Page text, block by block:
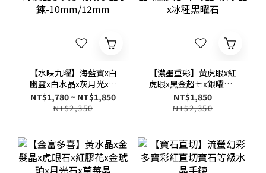
【水映九曜】海藍寶x白
幽靈x白水晶x灰月光x綠
幽靈x藍虎眼x藍晶石x黃
塔晶x綠髮晶多寶多功效
NT$1,780 ~ NT$1,850
NT$2,350
【濃墨重彩】黃虎眼x紅
虎眼x黑金超七x銀曜石x
太陽石x灰月光x黃塔晶x
綠髮晶x紅膠花x草莓晶x
NT$1,850
NT$2,350